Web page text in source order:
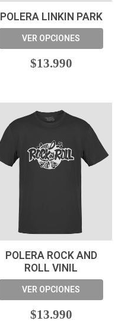
POLERA LINKIN PARK
VER OPCIONES
$13.990
POLERA ROCK AND
ROLL VINIL
VER OPCIONES
$13.990